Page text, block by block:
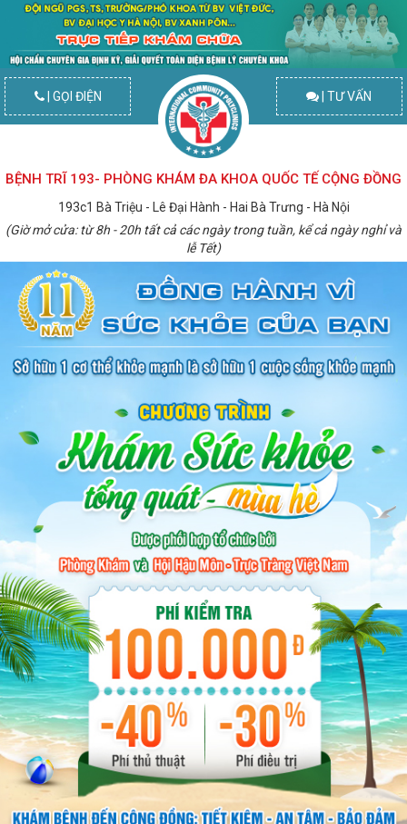
| GỌI ĐIỆN | TƯ VẤN
BỆNH TRĨ 193- PHÒNG KHÁM ĐA KHOA QUỐC TẾ CỘNG ĐỒNG
193c1 Bà Triệu - Lê Đại Hành - Hai Bà Trưng - Hà Nội
(Giờ mở cửa: từ 8h - 20h tất cả các ngày trong tuần, kể cả ngày nghỉ và
lễ Tết)